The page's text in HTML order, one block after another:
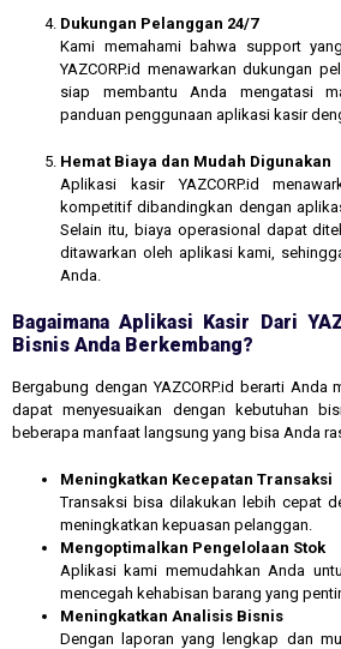
Dukungan Pelanggan 24/7
Kami memahami bahwa support
YAZCORP.id menawarkan dukungan
siap membantu Anda mengatasi
panduan penggunaan aplikasi kasir
Hemat Biaya dan Mudah Digunakan
Aplikasi kasir YAZCORP.id
kompetitif dibandingkan dengan
Selain itu, biaya operasional dapat
ditawarkan oleh aplikasi kami,
Anda.
Bagaimana Aplikasi Kasir Dari
Bisnis Anda Berkembang?
Bergabung dengan YAZCORP.id berarti Anda
dapat menyesuaikan dengan kebutuhan
beberapa manfaat langsung yang bisa Anda
Meningkatkan Kecepatan Transaksi
Transaksi bisa dilakukan lebih cepat
meningkatkan kepuasan pelanggan.
Mengoptimalkan Pengelolaan Stok
Aplikasi kami memudahkan Anda
mencegah kehabisan barang yang
Meningkatkan Analisis Bisnis
Dengan laporan yang lengkap dan